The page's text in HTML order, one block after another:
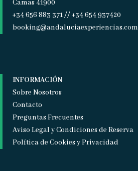
Camas 41900
+34 656 883 371 // +34 654 937420
booking@andaluciaexperiencias.com
INFORMACIÓN
Sobre Nosotros
Contacto
Preguntas Frecuentes
Aviso Legal y Condiciones de Reserva
Política de Cookies y Privacidad